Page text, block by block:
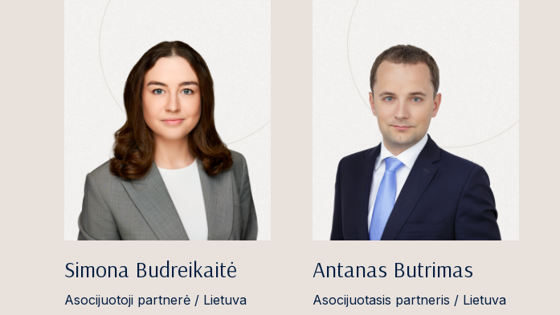
Simona Budreikaitė
Asocijuotoji partnerė / Lietuva
Antanas Butrimas
Asocijuotasis partneris / Lietuva